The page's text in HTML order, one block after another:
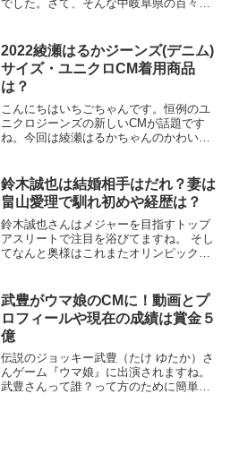
でした。さて、そんな中岐阜県の百々ヶ
おきました。午後2時には下山されて駐車
場でおじいちゃん（７８...
2022綾瀬はるかジーンズ(デニム)
サイズ・ユニクロCM着用商品
は？
こんにちはいちごちゃんです。恒例のユ
ニクロジーンズの新しいCMが話題です
ね。今回は綾瀬はるかちゃんのかわいい
ジーンズです。綾瀬はるかのジーンズデ
ニムサイズは２５インチ綾...
鈴木誠也は結婚相手はだれ？妻は
畠山愛理で馴れ初めや経歴は？
鈴木誠也さんはメジャーを目指すトップ
アスリートで注目を浴びてますね。 そし
てなんと奥様はこれまたオリンピック選
んはどんなかたなんでしょうか？経歴
や、ミス日本代表にも選...
武豊がウマ娘のCMに！動画とプ
ロフィールや現在の成績は賞金５
億
伝説のジョッキー武豊（たけ ゆたか）さ
んゲーム『ウマ娘』に出演されますね。
武豊さんって誰？って方のために簡単な